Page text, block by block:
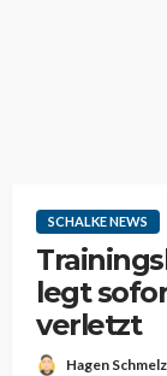
SCHALKE NEWS
legt
verletzt
Hagen